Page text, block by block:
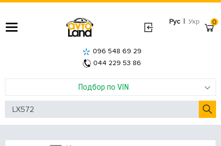
Рус | Укр
Подбор по VIN
096 548 69 29
044 229 53 86
0